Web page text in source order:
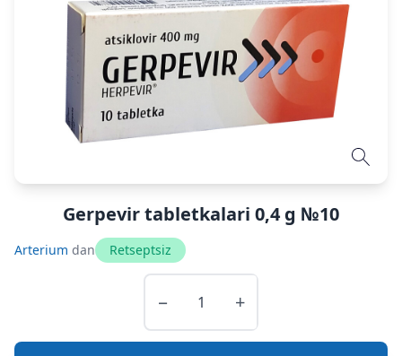
Gerpevir tabletkalari 0,4 g №10
Arterium dan Retseptsiz
− +